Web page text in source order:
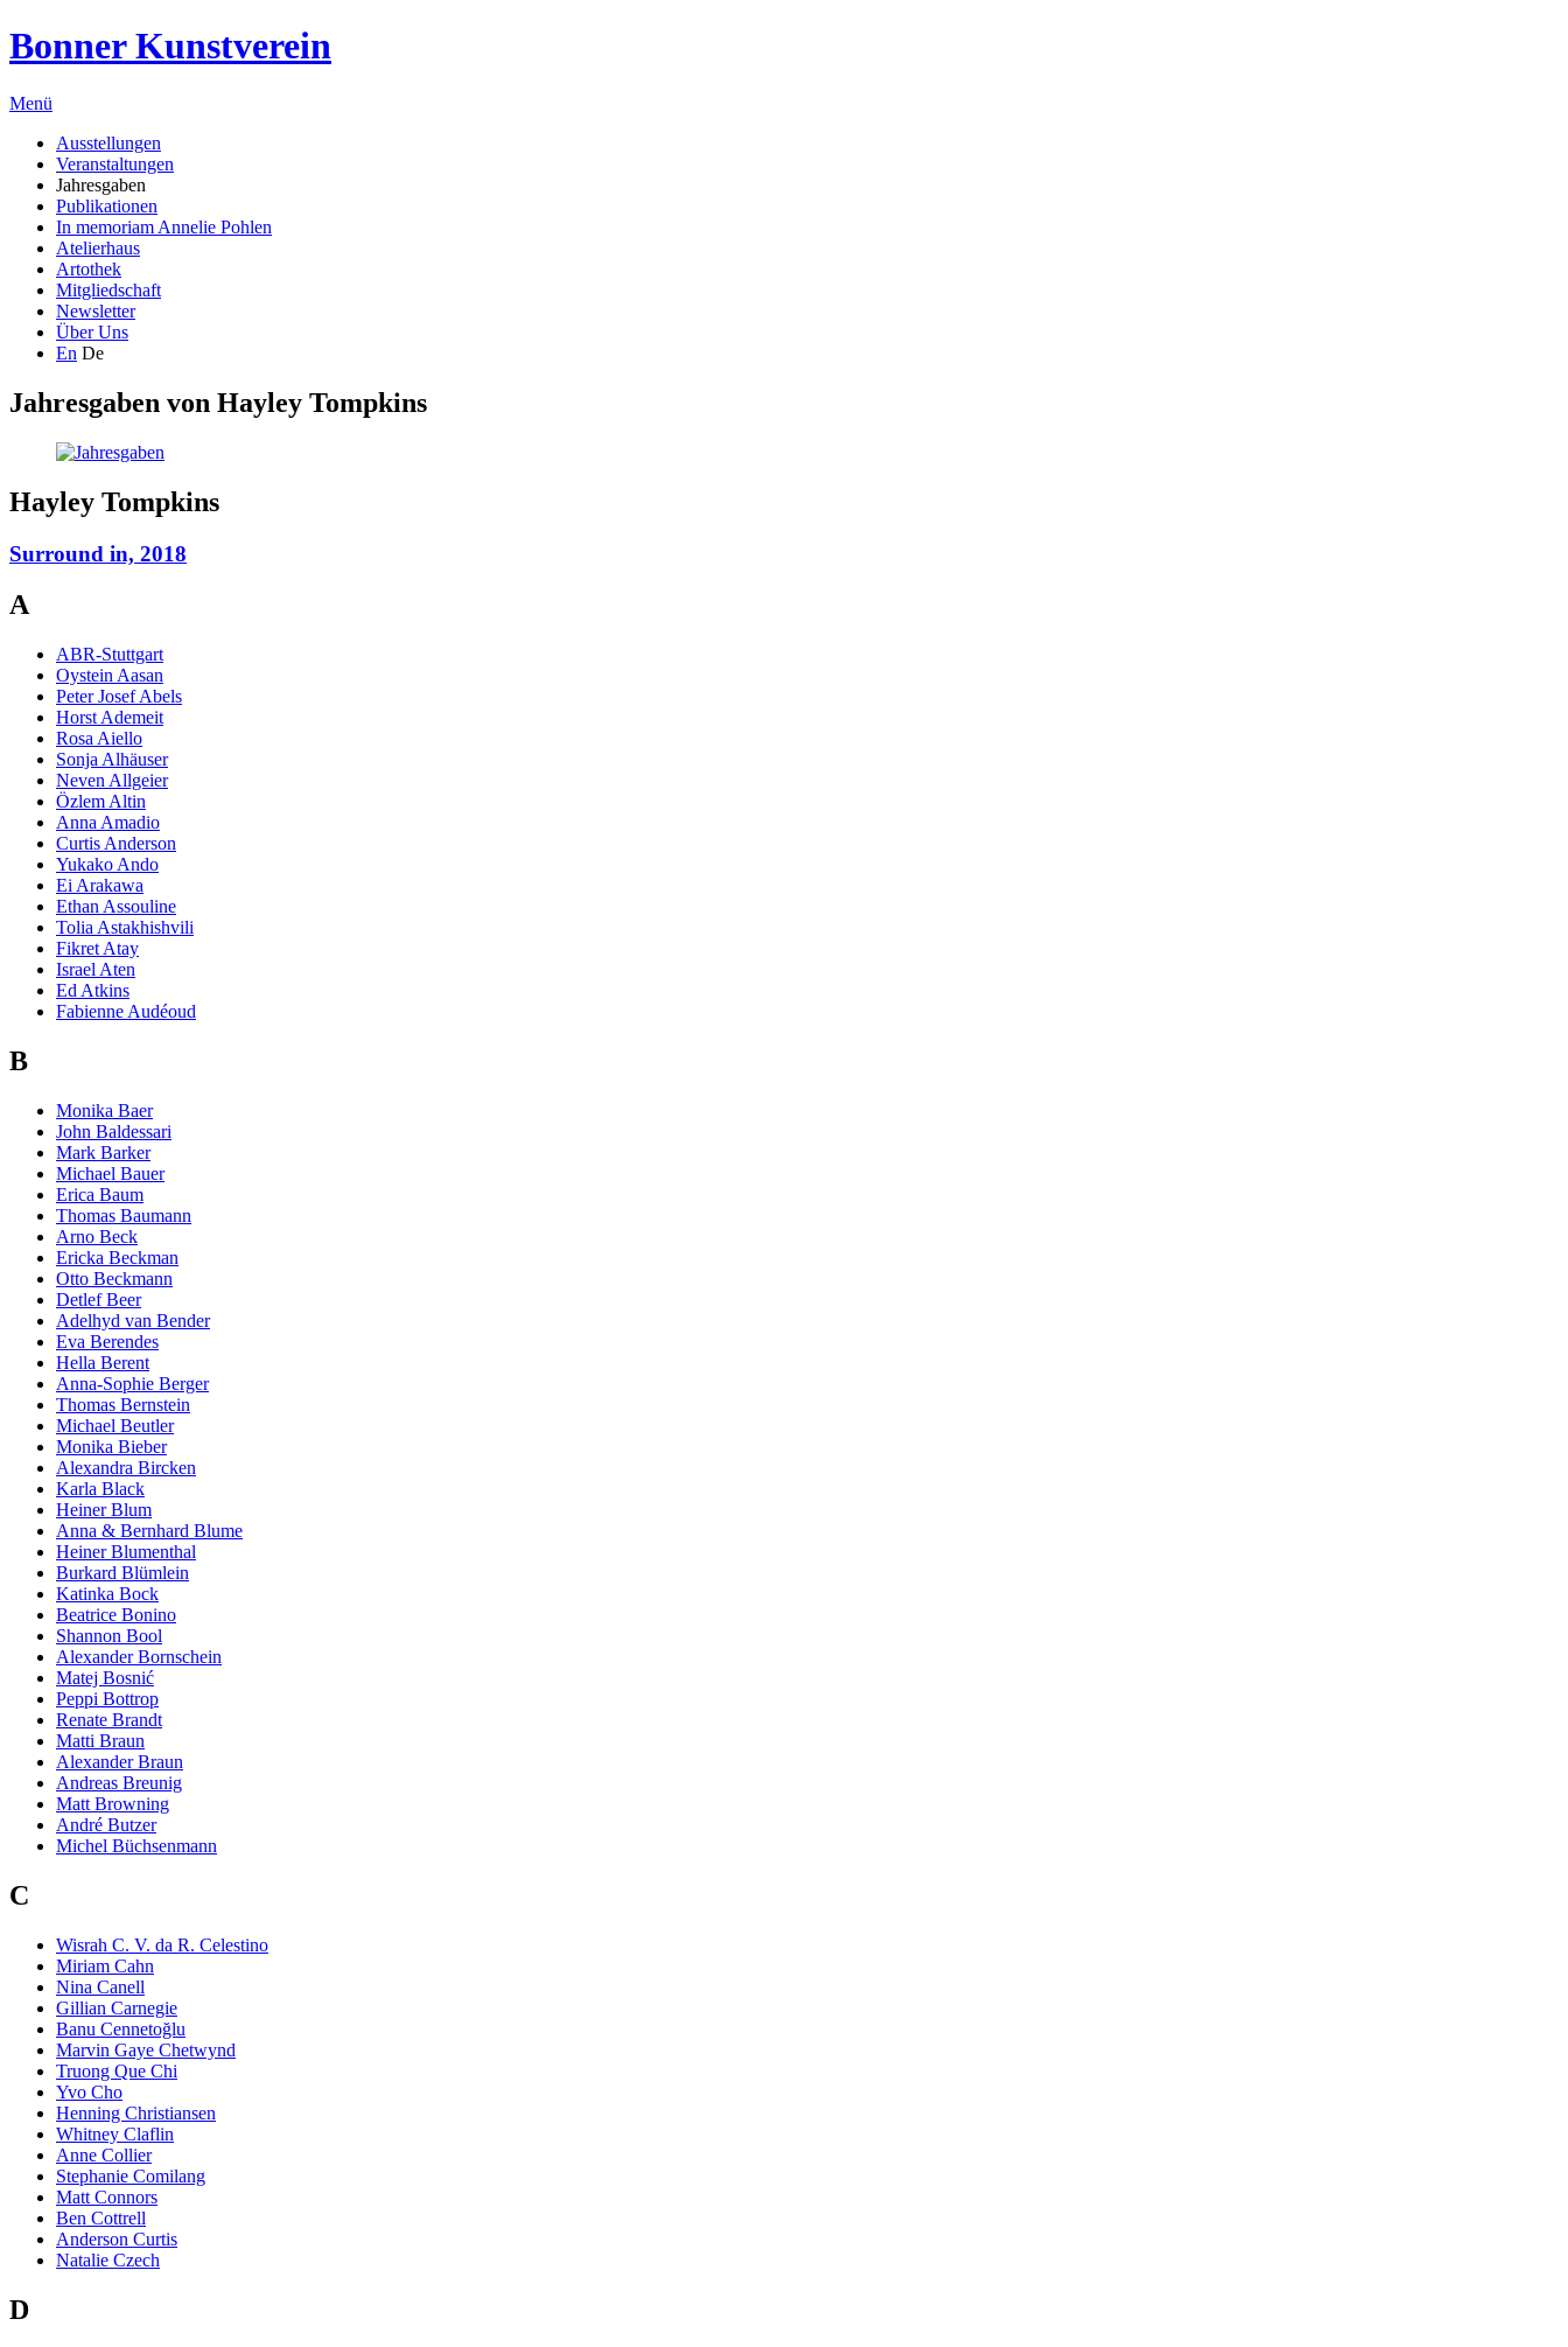
Bonner Kunstverein
Menü
Ausstellungen
Veranstaltungen
Jahresgaben
Publikationen
In memoriam Annelie Pohlen
Atelierhaus
Artothek
Mitgliedschaft
Newsletter
Über Uns
En De
Jahresgaben von Hayley Tompkins
Hayley Tompkins
Surround in, 2018
A
ABR-Stuttgart
Oystein Aasan
Peter Josef Abels
Horst Ademeit
Rosa Aiello
Sonja Alhäuser
Neven Allgeier
Özlem Altin
Anna Amadio
Curtis Anderson
Yukako Ando
Ei Arakawa
Ethan Assouline
Tolia Astakhishvili
Fikret Atay
Israel Aten
Ed Atkins
Fabienne Audéoud
B
Monika Baer
John Baldessari
Mark Barker
Michael Bauer
Erica Baum
Thomas Baumann
Arno Beck
Ericka Beckman
Otto Beckmann
Detlef Beer
Adelhyd van Bender
Eva Berendes
Hella Berent
Anna-Sophie Berger
Thomas Bernstein
Michael Beutler
Monika Bieber
Alexandra Bircken
Karla Black
Heiner Blum
Anna & Bernhard Blume
Heiner Blumenthal
Burkard Blümlein
Katinka Bock
Beatrice Bonino
Shannon Bool
Alexander Bornschein
Matej Bosnić
Peppi Bottrop
Renate Brandt
Matti Braun
Alexander Braun
Andreas Breunig
Matt Browning
André Butzer
Michel Büchsenmann
C
Wisrah C. V. da R. Celestino
Miriam Cahn
Nina Canell
Gillian Carnegie
Banu Cennetoğlu
Marvin Gaye Chetwynd
Truong Que Chi
Yvo Cho
Henning Christiansen
Whitney Claflin
Anne Collier
Stephanie Comilang
Matt Connors
Ben Cottrell
Anderson Curtis
Natalie Czech
D